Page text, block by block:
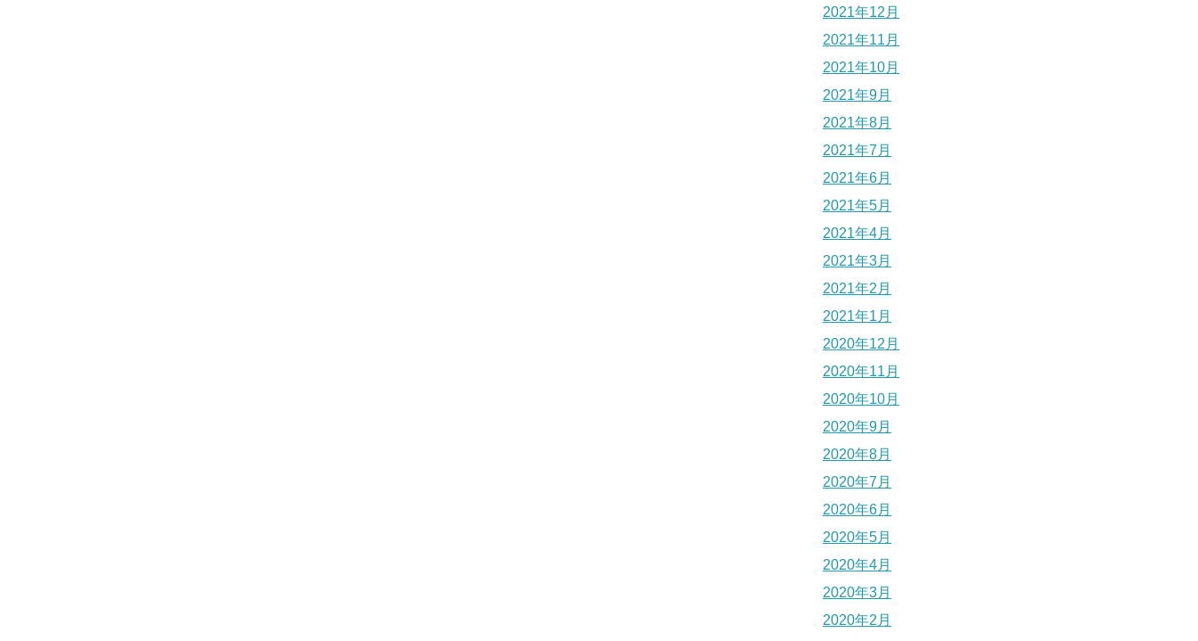
2021年12月
2021年11月
2021年10月
2021年9月
2021年8月
2021年7月
2021年6月
2021年5月
2021年4月
2021年3月
2021年2月
2021年1月
2020年12月
2020年11月
2020年10月
2020年9月
2020年8月
2020年7月
2020年6月
2020年5月
2020年4月
2020年3月
2020年2月